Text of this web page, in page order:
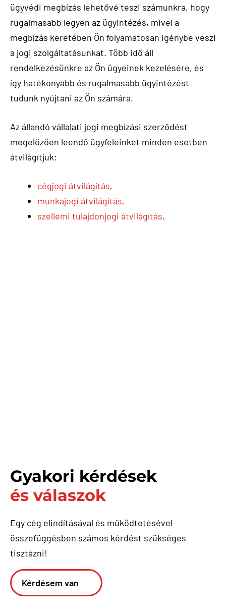
ügyvédi megbízás lehetővé teszi számunkra, hogy
rugalmasabb legyen az ügyintézés, mivel a
megbízás keretében Ön folyamatosan igénybe veszi
a jogi szolgáltatásunkat. Több idő áll
rendelkezésünkre az Ön ügyeinek kezelésére, és
így hatékonyabb és rugalmasabb ügyintézést
tudunk nyújtani az Ön számára.
Az állandó vállalati jogi megbízási szerződést
megelőzően leendő ügyfeleinket minden esetben
átvilágítjuk:
cégjogi átvilágítás,
munkajogi átvilágítás,
szellemi tulajdonjogi átvilágítás.
Gyakori kérdések
és válaszok
Egy cég elindításával és működtetésével
összefüggésben számos kérdést szükséges
tisztázni!
Kérdésem van